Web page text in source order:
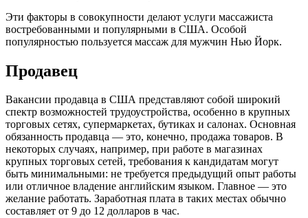
Эти факторы в совокупности делают услуги массажиста
востребованными и популярными в США. Особой
популярностью пользуется массаж для мужчин Нью Йорк.
Продавец
Вакансии продавца в США представляют собой широкий
спектр возможностей трудоустройства, особенно в крупных
торговых сетях, супермаркетах, бутиках и салонах. Основная
обязанность продавца — это, конечно, продажа товаров. В
некоторых случаях, например, при работе в магазинах
крупных торговых сетей, требования к кандидатам могут
быть минимальными: не требуется предыдущий опыт работы
или отличное владение английским языком. Главное — это
желание работать. Заработная плата в таких местах обычно
составляет от 9 до 12 долларов в час.